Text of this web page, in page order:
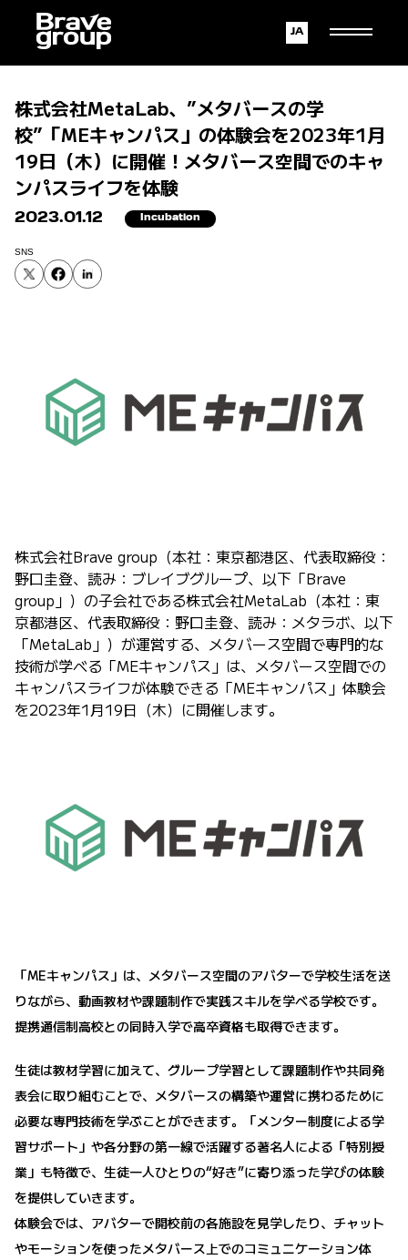
English
Japanese
株式会社MetaLab、”メタバースの学
校”「MEキャンパス」の体験会を2023年1月
19日（木）に開催！メタバース空間でのキャ
ンパスライフを体験
2023.01.12 Incubation
SNS
株式会社Brave group（本社：東京都港区、代表取締役：
野口圭登、読み：ブレイブグループ、以下「Brave
group」）の子会社である株式会社MetaLab（本社：東
京都港区、代表取締役：野口圭登、読み：メタラボ、以下
「MetaLab」）が運営する、メタバース空間で専門的な
技術が学べる「MEキャンパス」は、メタバース空間での
キャンパスライフが体験できる「MEキャンパス」体験会
を2023年1月19日（木）に開催します。
「MEキャンパス」は、メタバース空間のアバターで学校生活を送
りながら、動画教材や課題制作で実践スキルを学べる学校です。
提携通信制高校との同時入学で高卒資格も取得できます。
生徒は教材学習に加えて、グループ学習として課題制作や共同発
表会に取り組むことで、メタバースの構築や運営に携わるために
必要な専門技術を学ぶことができます。「メンター制度による学
習サポート」や各分野の第一線で活躍する著名人による「特別授
業」も特徴で、生徒一人ひとりの“好き”に寄り添った学びの体験
を提供していきます。
体験会では、アバターで開校前の各施設を見学したり、チャット
やモーションを使ったメタバース上でのコミュニケーション体